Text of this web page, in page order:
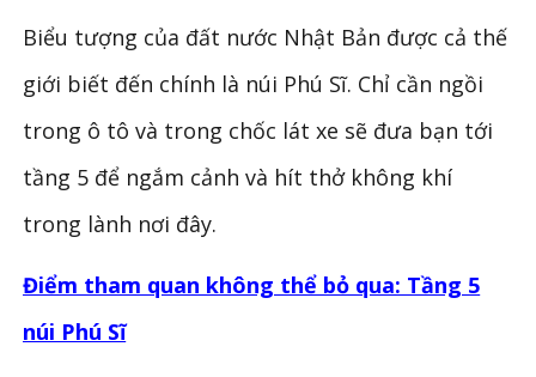
Biểu tượng của đất nước Nhật Bản được cả thế
giới biết đến chính là núi Phú Sĩ. Chỉ cần ngồi
trong ô tô và trong chốc lát xe sẽ đưa bạn tới
tầng 5 để ngắm cảnh và hít thở không khí
trong lành nơi đây.
Điểm tham quan không thể bỏ qua: Tầng 5
núi Phú Sĩ